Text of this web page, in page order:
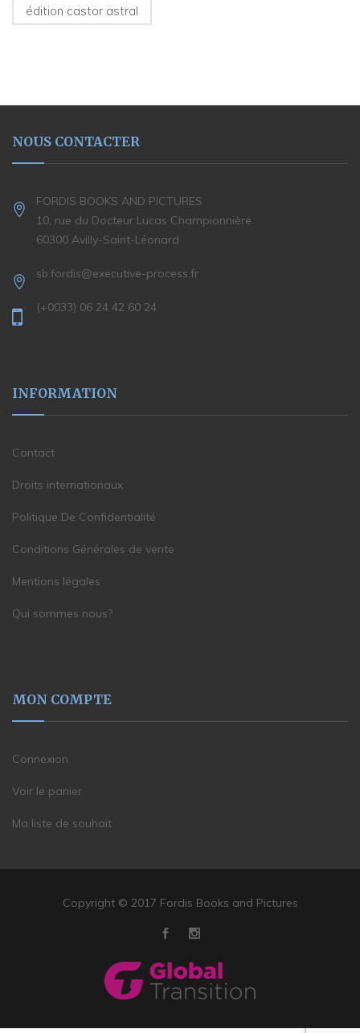
édition castor astral
NOUS CONTACTER
FORDIS BOOKS AND PICTURES
10, rue du Docteur Lucas Championnière
60300 Avilly-Saint-Léonard
sb.fordis@executive-process.fr
(+0033) 06 24 42 60 24
INFORMATION
Contact
Droits internationaux
Politique De Confidentialité
Conditions Générales de vente
Mentions légales
Qui sommes nous?
MON COMPTE
Connexion
Voir le panier
Ma liste de souhait
Copyright © 2017 Fordis Books and Pictures